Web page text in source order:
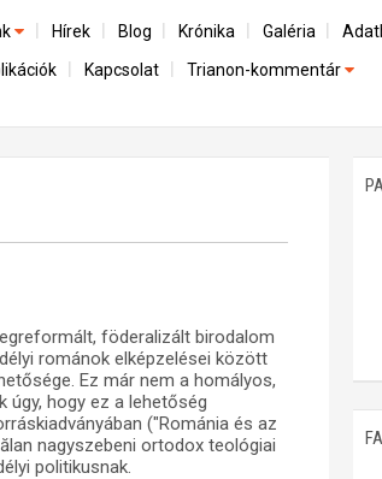
magyar társadalom
működéséről
Hírek Blog Krónika Galéria
Kapcsolat Trianon-kommentár
föderalizált birodalom
románok elképzelései között
Ez már nem a homályos,
úgy, hogy ez a lehetőség
("Románia és az
nagyszebeni ortodox teológiai
politikusnak.